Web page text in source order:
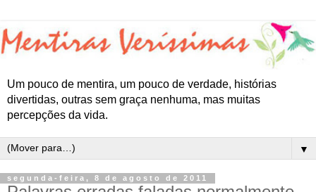
Um pouco de mentira, um pouco de verdade, histórias
divertidas, outras sem graça nenhuma, mas muitas
percepções da vida.
▼
segunda-feira, 8 de agosto de 2011